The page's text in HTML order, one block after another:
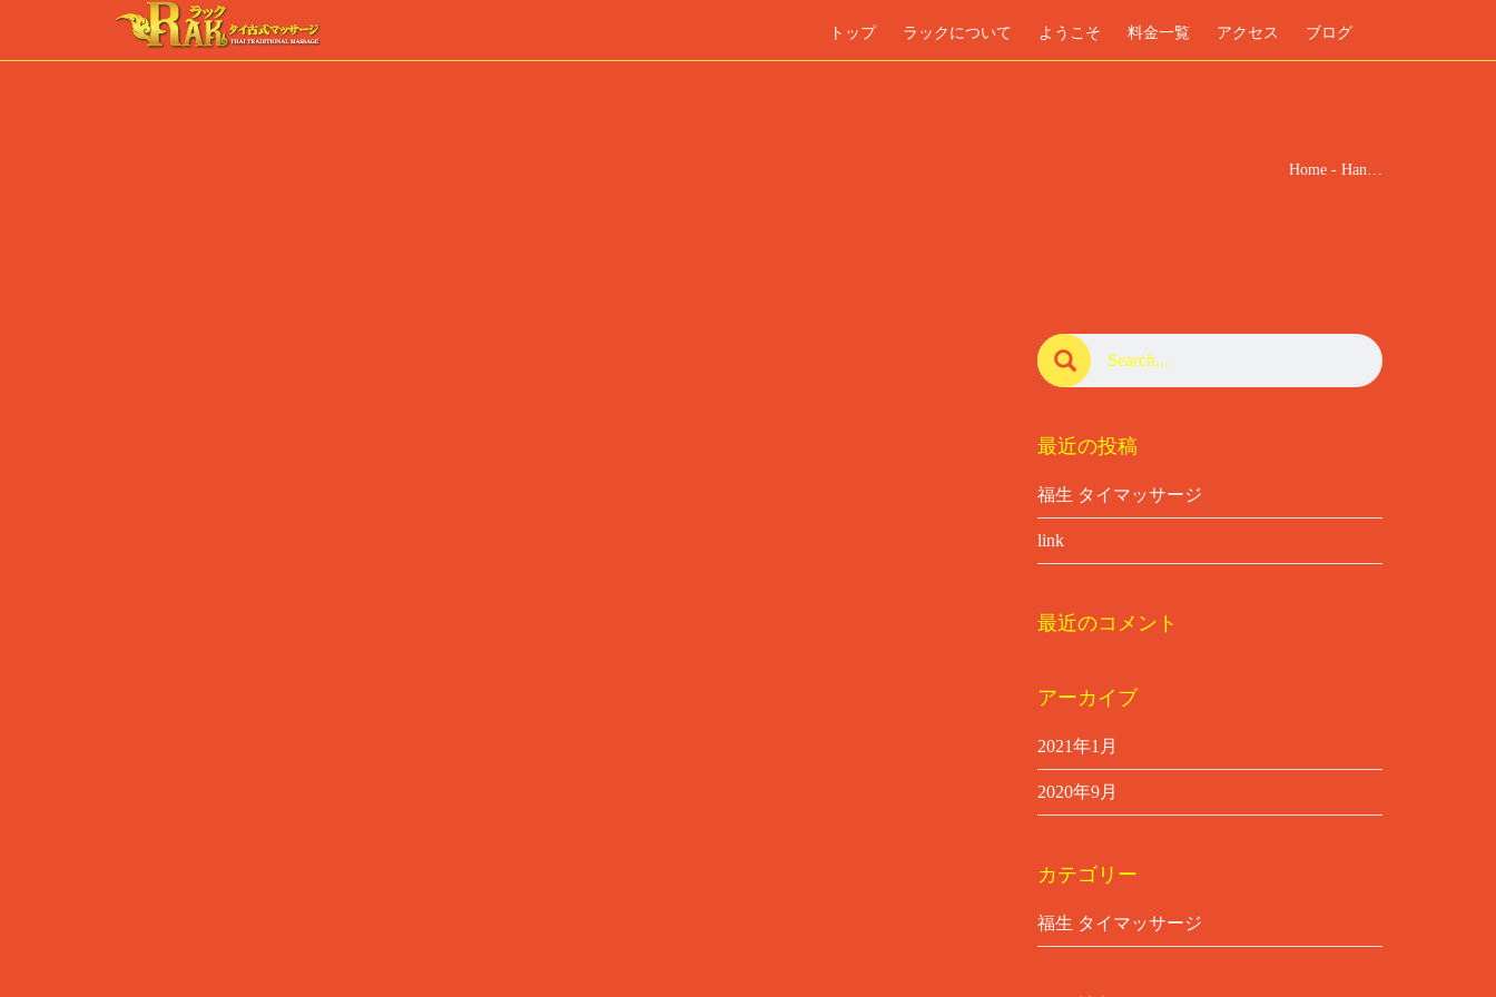
トップ ラックについて ようこそ 料金一覧 アクセス ブログ
Home - Han…
最近の投稿
福生 タイマッサージ
link
最近のコメント
アーカイブ
2021年1月
2020年9月
カテゴリー
福生 タイマッサージ
REQUEST AN APPOINTMENT